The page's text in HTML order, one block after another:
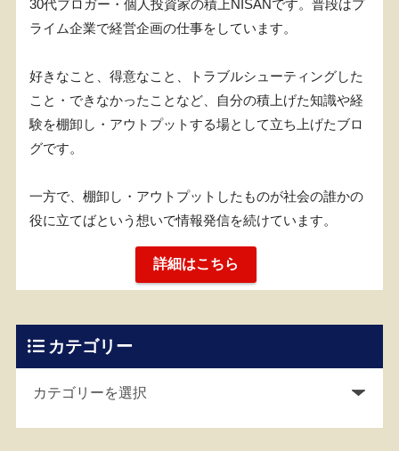
30代ブロガー・個人投資家の積上NISANです。普段はプ
ライム企業で経営企画の仕事をしています。
好きなこと、得意なこと、トラブルシューティングした
こと・できなかったことなど、自分の積上げた知識や経
験を棚卸し・アウトプットする場として立ち上げたブロ
グです。
一方で、棚卸し・アウトプットしたものが社会の誰かの
役に立てばという想いで情報発信を続けています。
詳細はこちら
カテゴリー